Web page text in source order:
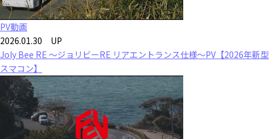
PV動画
2026.01.30 UP
Joly Bee RE ～ジョリビーRE リアエントランス仕様～PV【2026年新型
スマコン】